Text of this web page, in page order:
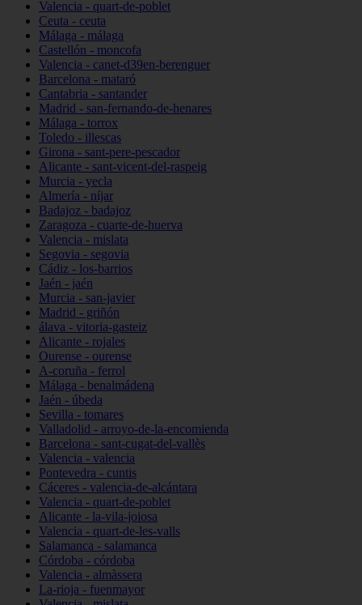
Valencia - quart-de-poblet
Ceuta - ceuta
Málaga - málaga
Castellón - moncofa
Valencia - canet-d39en-berenguer
Barcelona - mataró
Cantabria - santander
Madrid - san-fernando-de-henares
Málaga - torrox
Toledo - illescas
Girona - sant-pere-pescador
Alicante - sant-vicent-del-raspeig
Murcia - yecla
Almería - níjar
Badajoz - badajoz
Zaragoza - cuarte-de-huerva
Valencia - mislata
Segovia - segovia
Cádiz - los-barrios
Jaén - jaén
Murcia - san-javier
Madrid - griñón
álava - vitoria-gasteiz
Alicante - rojales
Ourense - ourense
A-coruña - ferrol
Málaga - benalmádena
Jaén - úbeda
Sevilla - tomares
Valladolid - arroyo-de-la-encomienda
Barcelona - sant-cugat-del-vallès
Valencia - valencia
Pontevedra - cuntis
Cáceres - valencia-de-alcántara
Valencia - quart-de-poblet
Alicante - la-vila-joiosa
Valencia - quart-de-les-valls
Salamanca - salamanca
Córdoba - córdoba
Valencia - almàssera
La-rioja - fuenmayor